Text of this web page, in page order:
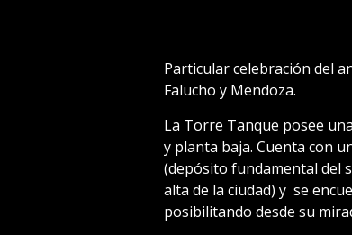
Particular celebración del
Falucho y Mendoza.
La Torre Tanque posee
y planta baja. Cuenta con
(depósito fundamental del
alta de la ciudad) y se
posibilitando desde su